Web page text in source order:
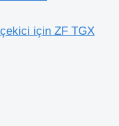
için ZF TGX